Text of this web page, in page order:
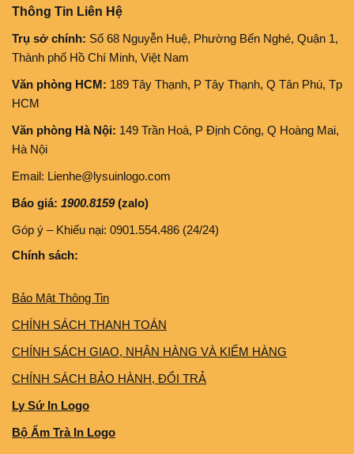
Thông Tin Liên Hệ
Trụ sở chính: Số 68 Nguyễn Huệ, Phường Bến Nghé, Quận 1,
Thành phố Hồ Chí Minh, Việt Nam
Văn phòng HCM: 189 Tây Thạnh, P Tây Thạnh, Q Tân Phú, Tp
HCM
Văn phòng Hà Nội: 149 Trần Hoà, P Định Công, Q Hoàng Mai,
Hà Nội
Email: Lienhe@lysuinlogo.com
Báo giá: 1900.8159(zalo)
Góp ý – Khiếu nại: 0901.554.486 (24/24)
Chính sách:
Bảo Mật Thông Tin
CHÍNH SÁCH THANH TOÁN
CHÍNH SÁCH GIAO, NHẬN HÀNG VÀ KIỂM HÀNG
CHÍNH SÁCH BẢO HÀNH, ĐỔI TRẢ
Ly Sứ In Logo
Bộ Ấm Trà In Logo